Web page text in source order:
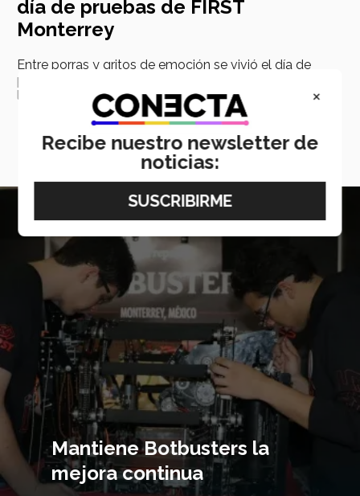
día de pruebas de FIRST
Monterrey
Entre porras y gritos de emoción se vivió el día de
pruebas de FIRST en Tec campus Monterrey, donde
los participantes buscarán su pase al mundial.
VER MÁS
Imagen
Mantiene Botbusters la
mejora continua
×
Recibe nuestro newsletter de
noticias: